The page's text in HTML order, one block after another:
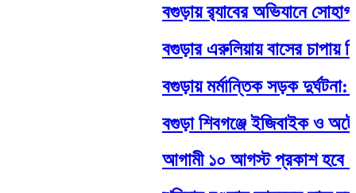
‎বগুড়ায় র‍্যাবের অভিযানে
বগুড়ার এরুলিয়ায় বাসের
বগুড়ায় মর্মান্তিক সড়ক
বগুড়া শিবগঞ্জে ইজিবাইক ও
আগামী ১০ আগস্ট প্রকাশ হবে